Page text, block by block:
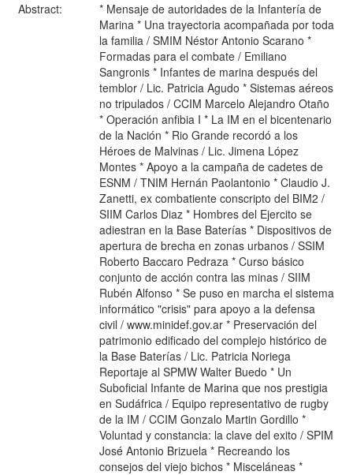
Abstract:
* Mensaje de autoridades de la Infantería de
Marina * Una trayectoria acompañada por toda
la familia / SMIM Néstor Antonio Scarano *
Formadas para el combate / Emiliano
Sangronis * Infantes de marina después del
temblor / Lic. Patricia Agudo * Sistemas aéreos
no tripulados / CCIM Marcelo Alejandro Otaño
* Operación anfibia I * La IM en el bicentenario
de la Nación * Rio Grande recordó a los
Héroes de Malvinas / Lic. Jimena López
Montes * Apoyo a la campaña de cadetes de
ESNM / TNIM Hernán Paolantonio * Claudio J.
Zanetti, ex combatiente conscripto del BIM2 /
SIIM Carlos Diaz * Hombres del Ejercito se
adiestran en la Base Baterías * Dispositivos de
apertura de brecha en zonas urbanos / SSIM
Roberto Baccaro Pedraza * Curso básico
conjunto de acción contra las minas / SIIM
Rubén Alfonso * Se puso en marcha el sistema
informático "crisis" para apoyo a la defensa
civil / www.minidef.gov.ar * Preservación del
patrimonio edificado del complejo histórico de
la Base Baterías / Lic. Patricia Noriega
Reportaje al SPMW Walter Buedo * Un
Suboficial Infante de Marina que nos prestigia
en Sudáfrica / Equipo representativo de rugby
de la IM / CCIM Gonzalo Martin Gordillo *
Voluntad y constancia: la clave del exito / SPIM
José Antonio Brizuela * Recreando los
consejos del viejo bichos * Misceláneas *